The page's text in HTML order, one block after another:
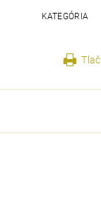
KATEGÓRIA
Tlač